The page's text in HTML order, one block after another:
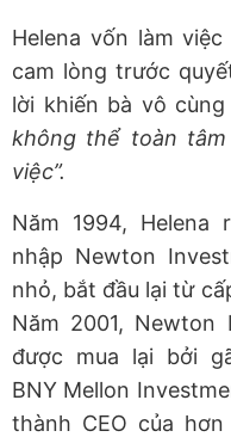
Helena vốn làm
cam lòng trước
lời khiến bà vô
không thể toàn
việc”.
Năm 1994, Helena
nhập Newton
nhỏ, bắt đầu lại từ
Năm 2001, Newton
được mua lại bởi
BNY Mellon
thành CEO của